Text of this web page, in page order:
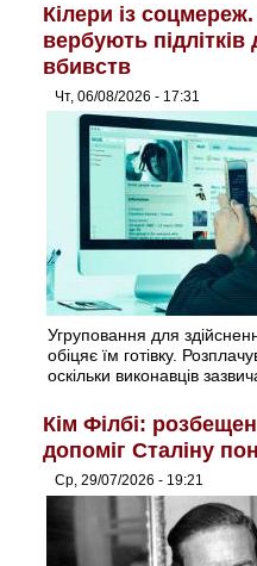
Кілери із
вербують
вбивств
Чт, 06/08/2026 - 17:31
Угруповання для
обіцяє їм готівку.
оскільки виконавців
Кім Філбі:
допоміг Сталіну
Ср, 29/07/2026 - 19:21